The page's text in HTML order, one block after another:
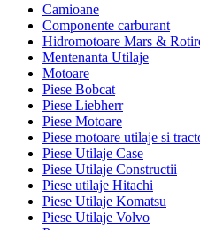
Camioane
Componente carburant
Hidromotoare Mars &
Mentenanta Utilaje
Motoare
Piese Bobcat
Piese Liebherr
Piese Motoare
Piese motoare utilaje si
Piese Utilaje Case
Piese Utilaje Constructii
Piese utilaje Hitachi
Piese Utilaje Komatsu
Piese Utilaje Volvo